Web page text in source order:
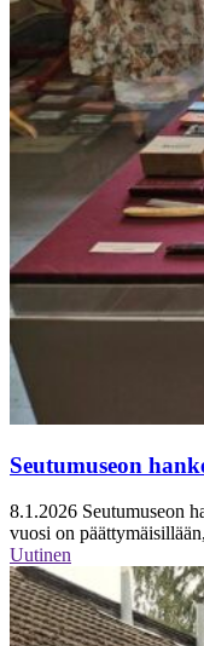
Seutumuseon
8.1.2026 Seutumuseon
vuosi on
Uutinen